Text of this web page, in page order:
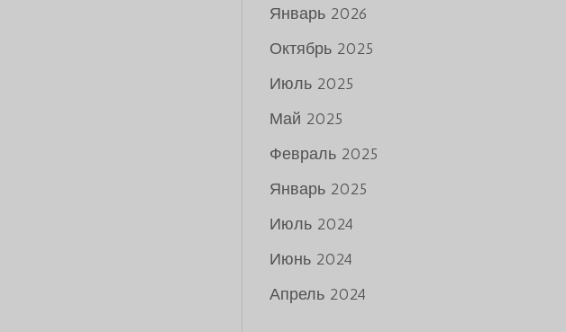
Январь 2026
Октябрь 2025
Июль 2025
Май 2025
Февраль 2025
Январь 2025
Июль 2024
Июнь 2024
Апрель 2024